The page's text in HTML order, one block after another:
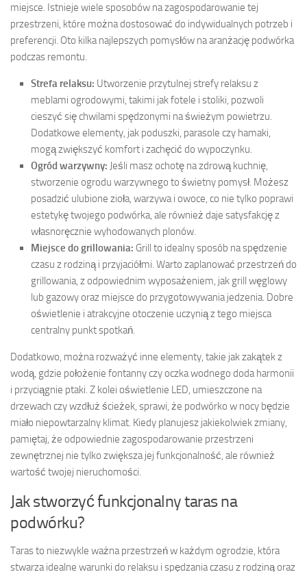
miejsce. Istnieje wiele sposobów na zagospodarowanie tej
przestrzeni, które można dostosować do indywidualnych potrzeb i
preferencji. Oto kilka najlepszych pomysłów na aranżację podwórka
podczas remontu.
Strefa relaksu: Utworzenie przytulnej strefy relaksu z
meblami ogrodowymi, takimi jak fotele i stoliki, pozwoli
cieszyć się chwilami spędzonymi na świeżym powietrzu.
Dodatkowe elementy, jak poduszki, parasole czy hamaki,
mogą zwiększyć komfort i zachęcić do wypoczynku.
Ogród warzywny: Jeśli masz ochotę na zdrową kuchnię,
stworzenie ogrodu warzywnego to świetny pomysł. Możesz
posadzić ulubione zioła, warzywa i owoce, co nie tylko poprawi
estetykę twojego podwórka, ale również daje satysfakcję z
własnoręcznie wyhodowanych plonów.
Miejsce do grillowania: Grill to idealny sposób na spędzenie
czasu z rodziną i przyjaciółmi. Warto zaplanować przestrzeń do
grillowania, z odpowiednim wyposażeniem, jak grill węglowy
lub gazowy oraz miejsce do przygotowywania jedzenia. Dobre
oświetlenie i atrakcyjne otoczenie uczynią z tego miejsca
centralny punkt spotkań.
Dodatkowo, można rozważyć inne elementy, takie jak zakątek z
wodą, gdzie położenie fontanny czy oczka wodnego doda harmonii
i przyciągnie ptaki. Z kolei oświetlenie LED, umieszczone na
drzewach czy wzdłuż ścieżek, sprawi, że podwórko w nocy będzie
miało niepowtarzalny klimat. Kiedy planujesz jakiekolwiek zmiany,
pamiętaj, że odpowiednie zagospodarowanie przestrzeni
zewnętrznej nie tylko zwiększa jej funkcjonalność, ale również
wartość twojej nieruchomości.
Jak stworzyć funkcjonalny taras na
podwórku?
Taras to niezwykle ważna przestrzeń w każdym ogrodzie, która
stwarza idealne warunki do relaksu i spędzania czasu z rodziną oraz